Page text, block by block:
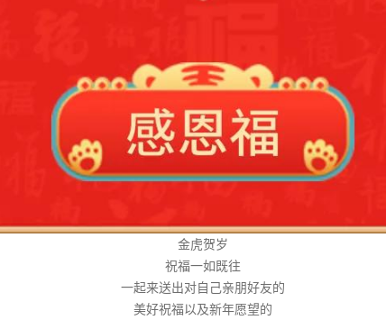
金虎贺岁
祝福一如既往
一起来送出对自己亲朋好友的
美好祝福以及新年愿望的